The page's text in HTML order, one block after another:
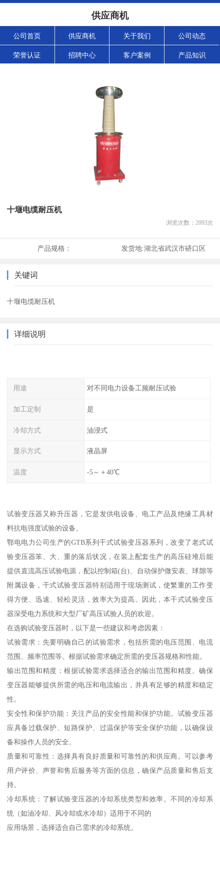
供应商机
公司首页 供应商机 关于我们 公司动态
荣誉认证 招聘中心 客户案例 产品知识
十堰电缆耐压机
浏览次数： 2093次
产品规格： 发货地:湖北省武汉市硚口区
关键词
十堰电缆耐压机
详细说明
用途 对不同电力设备工频耐压试验
加工定制 是
冷却方式 油浸式
显示方式 液晶屏
温度 -5～＋40℃
试验变压器又称升压器，它是发供电设备、电工产品及绝缘工具材
料抗电强度试验的设备。
鄂电电力公司生产的GTB系列干式试验变压器系列，改变了老式试
验变压器笨、大、重的落后状况，在装上配套生产的高压硅堆后能
提供直流高压试验电源，配以控制箱(台)、自动保护微安表、球隙等
附属设备，干式试验变压器特别适用于现场测试，使繁重的工作变
得方便、迅速、轻松灵活，效率大为提高。因此，本干式试验变压
器深受电力系统和大型厂矿高压试验人员的欢迎。
在选购试验变压器时，以下是一些建议和考虑因素：
试验需求：先要明确自己的试验需求，包括所需的电压范围、电流
范围、频率范围等。根据试验需求确定所需的变压器规格和性能。
输出范围和精度：根据试验需求选择适合的输出范围和精度。确保
变压器能够提供所需的电压和电流输出，并具有足够的精度和稳定
性。
安全性和保护功能：关注产品的安全性能和保护功能。试验变压器
应具备过载保护、短路保护、过温保护等安全保护功能，以确保设
备和操作人员的安全。
质量和可靠性：选择具有良好质量和可靠性的和供应商。可以参考
用户评价、声誉和售后服务等方面的信息，确保产品质量和售后支
持。
冷却系统：了解试验变压器的冷却系统类型和效率。不同的冷却系
统（如油冷却、风冷却或水冷却）适用于不同的
应用场景，选择适合自己需求的冷却系统。